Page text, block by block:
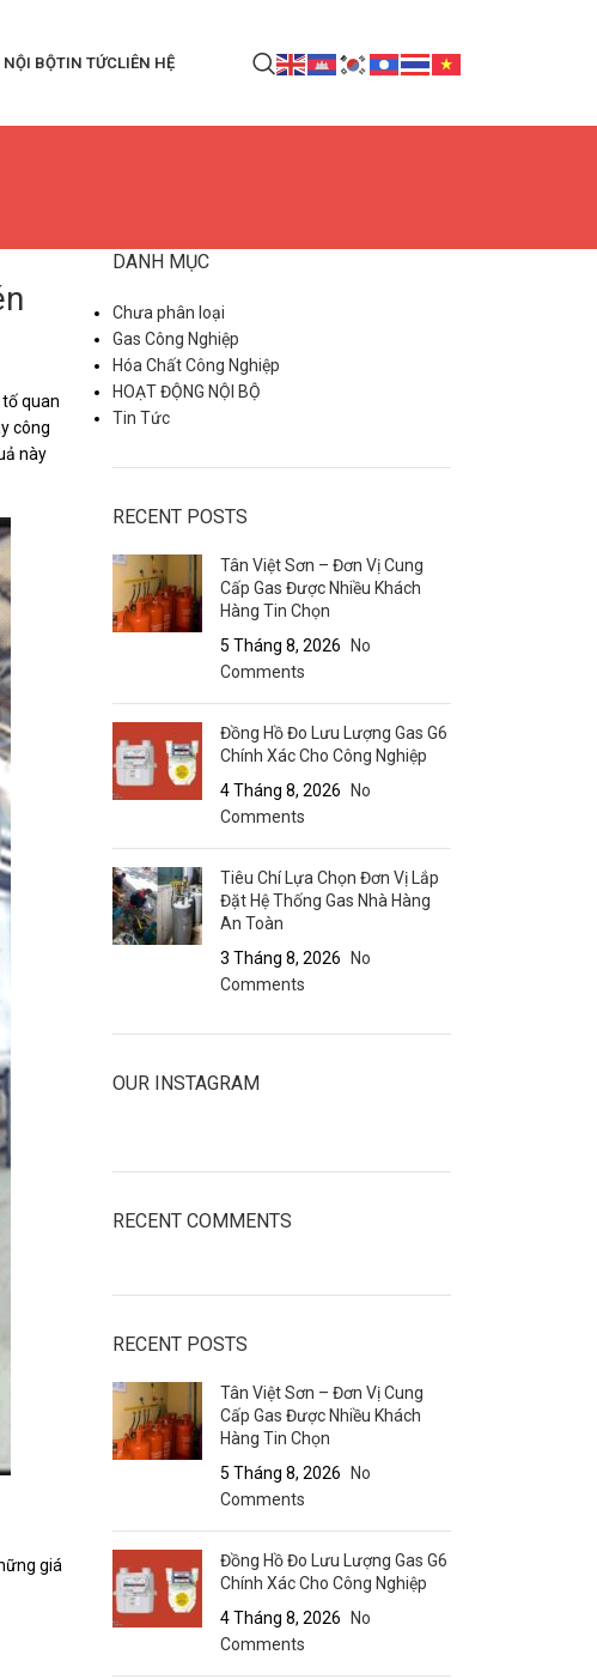
BỘTIN TỨCLIÊN HỆ
quan
công
này
giá
DANH MỤC
Chưa phân loại
Gas Công Nghiệp
Hóa Chất Công Nghiệp
HOẠT ĐỘNG NỘI BỘ
Tin Tức
RECENT POSTS
Tân Việt Sơn – Đơn Vị Cung
Cấp Gas Được Nhiều Khách
Hàng Tin Chọn
5 Tháng 8, 2026
No
Comments
Đồng Hồ Đo Lưu Lượng Gas G6
Chính Xác Cho Công Nghiệp
4 Tháng 8, 2026
No
Comments
Tiêu Chí Lựa Chọn Đơn Vị Lắp
Đặt Hệ Thống Gas Nhà Hàng
An Toàn
3 Tháng 8, 2026
No
Comments
OUR INSTAGRAM
RECENT COMMENTS
RECENT POSTS
Tân Việt Sơn – Đơn Vị Cung
Cấp Gas Được Nhiều Khách
Hàng Tin Chọn
5 Tháng 8, 2026
No
Comments
Đồng Hồ Đo Lưu Lượng Gas G6
Chính Xác Cho Công Nghiệp
4 Tháng 8, 2026
No
Comments